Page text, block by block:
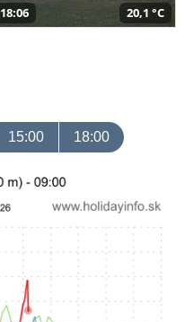
18:06 20,1 °C
15:00 18:00